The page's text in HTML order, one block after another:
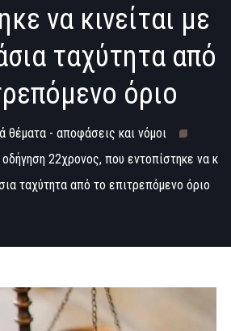
να κινείται με
ταχύτητα από
όριο
θέματα - αποφάσεις και νόμοι
οδήγηση 22χρονος, που εντοπίστηκε να κ
ταχύτητα από το επιτρεπόμενο όριο